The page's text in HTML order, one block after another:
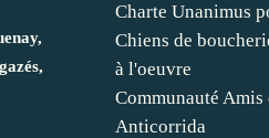
Charte Unanimus
Chiens de
à l'oeuvre
Communauté
Anticorrida